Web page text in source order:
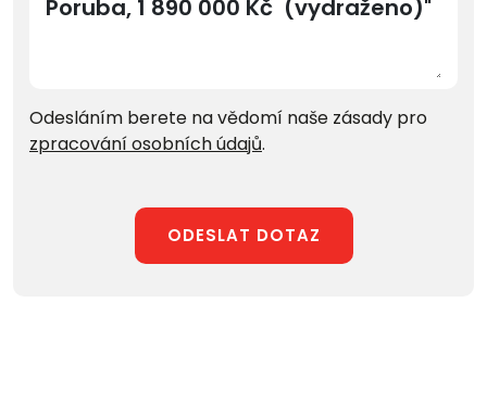
Odesláním berete na vědomí naše zásady pro
zpracování osobních údajů.
ODESLAT DOTAZ